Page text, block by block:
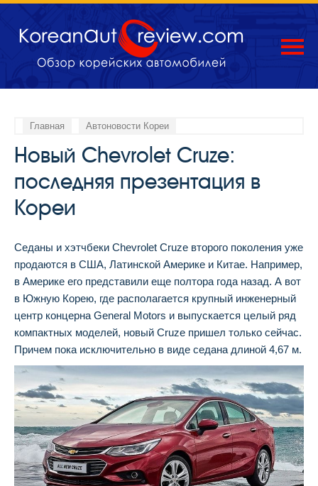
Главная Автоновости Кореи
Новый Chevrolet Cruze:
последняя презентация в
Кореи
Седаны и хэтчбеки Chevrolet Cruze второго поколения уже
продаются в США, Латинской Америке и Китае. Например,
в Америке его представили еще полтора года назад. А вот
в Южную Корею, где располагается крупный инженерный
центр концерна General Motors и выпускается целый ряд
компактных моделей, новый Cruze пришел только сейчас.
Причем пока исключительно в виде седана длиной 4,67 м.